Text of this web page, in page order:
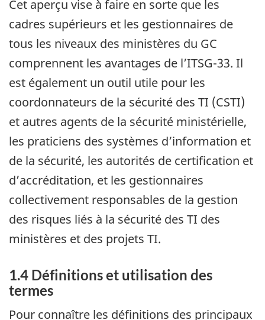
Cet aperçu vise à faire en sorte que les
cadres supérieurs et les gestionnaires de
tous les niveaux des ministères du GC
comprennent les avantages de l’ITSG-33. Il
est également un outil utile pour les
coordonnateurs de la sécurité des TI (CSTI)
et autres agents de la sécurité ministérielle,
les praticiens des systèmes d’information et
de la sécurité, les autorités de certification et
d’accréditation, et les gestionnaires
collectivement responsables de la gestion
des risques liés à la sécurité des TI des
ministères et des projets TI.
1.4 Définitions et utilisation des
termes
Pour connaître les définitions des principaux